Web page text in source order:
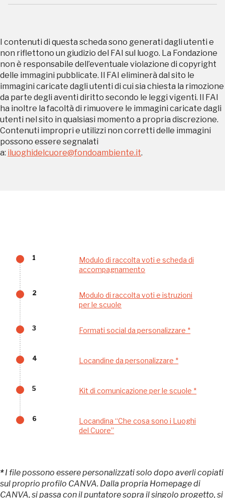
I contenuti di questa scheda sono generati dagli utenti e
non riflettono un giudizio del FAI sul luogo. La Fondazione
non è responsabile dell’eventuale violazione di copyright
delle immagini pubblicate. Il FAI eliminerà dal sito le
immagini caricate dagli utenti di cui sia chiesta la rimozione
da parte degli aventi diritto secondo le leggi vigenti. Il FAI
ha inoltre la facoltà di rimuovere le immagini caricate dagli
utenti nel sito in qualsiasi momento a propria discrezione.
Contenuti impropri e utilizzi non corretti delle immagini
possono essere segnalati
a: iluoghidelcuore@fondoambiente.it.
1
Modulo di raccolta voti e scheda di
accompagnamento
2
Modulo di raccolta voti e istruzioni
per le scuole
3 Formati social da personalizzare *
4 Locandine da personalizzare *
5 Kit di comunicazione per le scuole *
6
Locandina “Che cosa sono i Luoghi
del Cuore”
*I file possono essere personalizzati solo dopo averli copiati
sul proprio profilo CANVA. Dalla propria Homepage di
CANVA, si passa con il puntatore sopra il singolo progetto, si
organizzati
REGISTRATI
Regalati 365 giorni di arte e cultura nell'Italia
più bella, risparmiando.
ISCRIVITI AL FAI
Ingresso gratuito
Palazzo Strozzi
Tutto questo non
senza di te